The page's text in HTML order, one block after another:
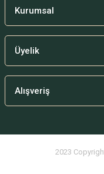
Kurumsal
Üyelik
Alışveriş
2023